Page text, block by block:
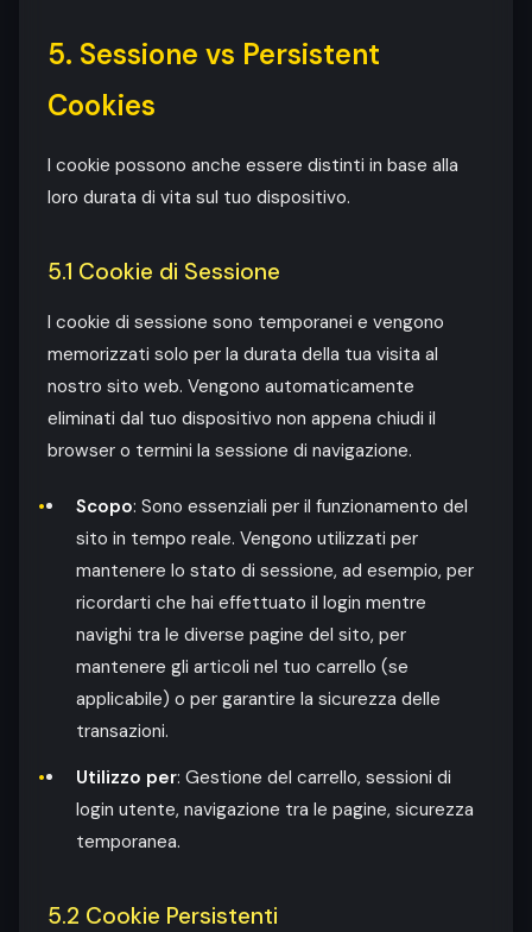
5. Sessione vs Persistent
Cookies
I cookie possono anche essere distinti in base alla
loro durata di vita sul tuo dispositivo.
5.1 Cookie di Sessione
I cookie di sessione sono temporanei e vengono
memorizzati solo per la durata della tua visita al
nostro sito web. Vengono automaticamente
eliminati dal tuo dispositivo non appena chiudi il
browser o termini la sessione di navigazione.
Scopo: Sono essenziali per il funzionamento del
sito in tempo reale. Vengono utilizzati per
mantenere lo stato di sessione, ad esempio, per
ricordarti che hai effettuato il login mentre
navighi tra le diverse pagine del sito, per
mantenere gli articoli nel tuo carrello (se
applicabile) o per garantire la sicurezza delle
transazioni.
Utilizzo per: Gestione del carrello, sessioni di
login utente, navigazione tra le pagine, sicurezza
temporanea.
5.2 Cookie Persistenti